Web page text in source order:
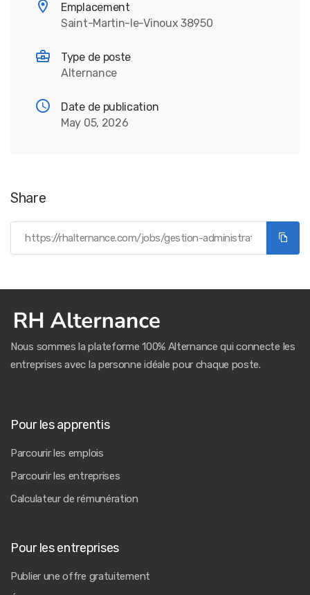
Emplacement
Saint-Martin-le-Vinoux 38950
Type de poste
Alternance
Date de publication
May 05, 2026
Share
Nous sommes la plateforme 100% Alternance qui connecte les
entreprises avec la personne idéale pour chaque poste.
Pour les apprentis
Parcourir les emplois
Parcourir les entreprises
Calculateur de rémunération
Pour les entreprises
Publier une offre gratuitement